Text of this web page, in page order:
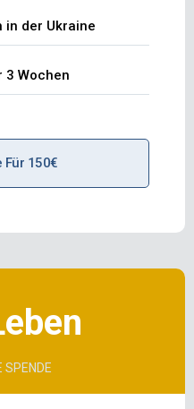
in der Ukraine
3 Wochen
150€
SPENDE